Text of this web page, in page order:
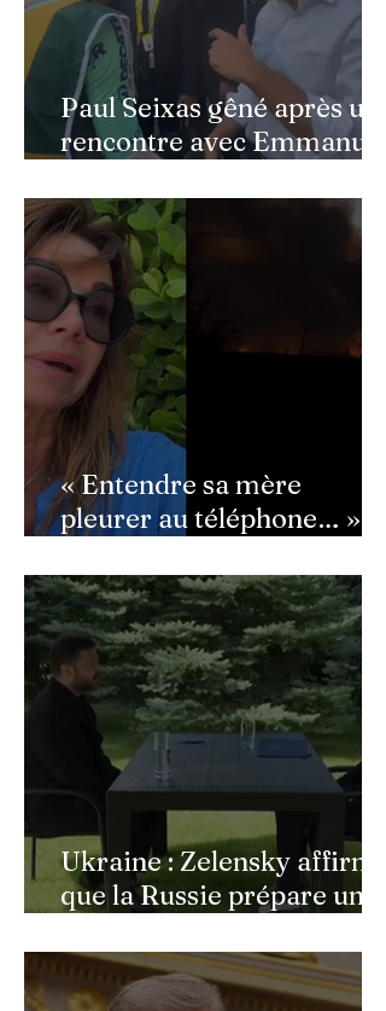
Paul Seixas gêné après une
rencontre avec Emmanuel
semé la panique dans son
équipe
« Entendre sa mère
pleurer au téléphone… » :
bouleversée par les
incendies du Cap-Ferret,
son témoignage poignant
Ukraine : Zelensky affirme
que la Russie prépare une
militaire à l'automne